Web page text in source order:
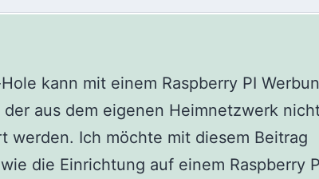
kann mit einem Raspberry PI
der aus dem eigenen Heimnetzwerk
werden. Ich möchte mit diesem Beitrag
die Einrichtung auf einem Raspberry